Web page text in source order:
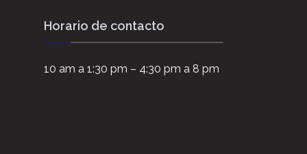
Horario de contacto
10 am a 1:30 pm – 4:30 pm a 8 pm